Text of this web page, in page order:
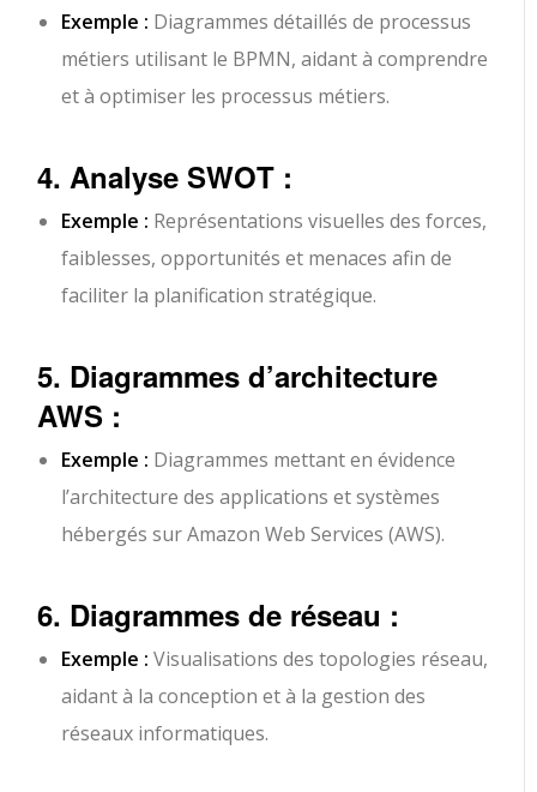
Exemple : Diagrammes détaillés de processus
métiers utilisant le BPMN, aidant à comprendre
et à optimiser les processus métiers.
4. Analyse SWOT :
Exemple : Représentations visuelles des forces,
faiblesses, opportunités et menaces afin de
faciliter la planification stratégique.
5. Diagrammes d’architecture
AWS :
Exemple : Diagrammes mettant en évidence
l’architecture des applications et systèmes
hébergés sur Amazon Web Services (AWS).
6. Diagrammes de réseau :
Exemple : Visualisations des topologies réseau,
aidant à la conception et à la gestion des
réseaux informatiques.